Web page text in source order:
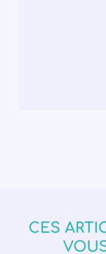
CES